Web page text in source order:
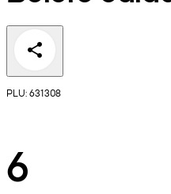
PLU: 631308
6